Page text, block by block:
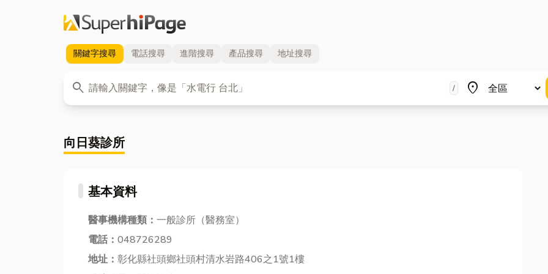
關鍵字搜尋 電話搜尋 進階搜尋 產品搜尋 地址搜尋
search
關鍵字 / place
地區
向日葵診所
基本資料
醫事機構種類： 一般診所（醫務室）
電話： 048726289
地址： 彰化縣社頭鄉社頭村清水岩路406之1號1樓